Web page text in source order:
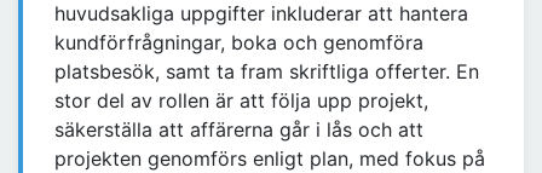
huvudsakliga uppgifter inkluderar att hantera
kundförfrågningar, boka och genomföra
platsbesök, samt ta fram skriftliga offerter. En
stor del av rollen är att följa upp projekt,
säkerställa att affärerna går i lås och att
projekten genomförs enligt plan, med fokus på